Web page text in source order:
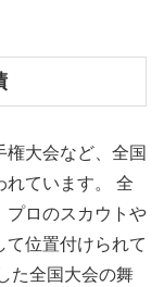
大会など、全国
れています。 全
プロのスカウトや
て位置付けられて
た全国大会の舞